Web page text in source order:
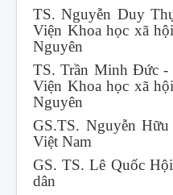
TS. Nguyễn Duy
Viện Khoa học xã
Nguyên
TS. Trần Minh Đức -
Viện Khoa học xã
Nguyên
GS.TS. Nguyễn
Việt Nam
GS. TS. Lê Quốc
dân